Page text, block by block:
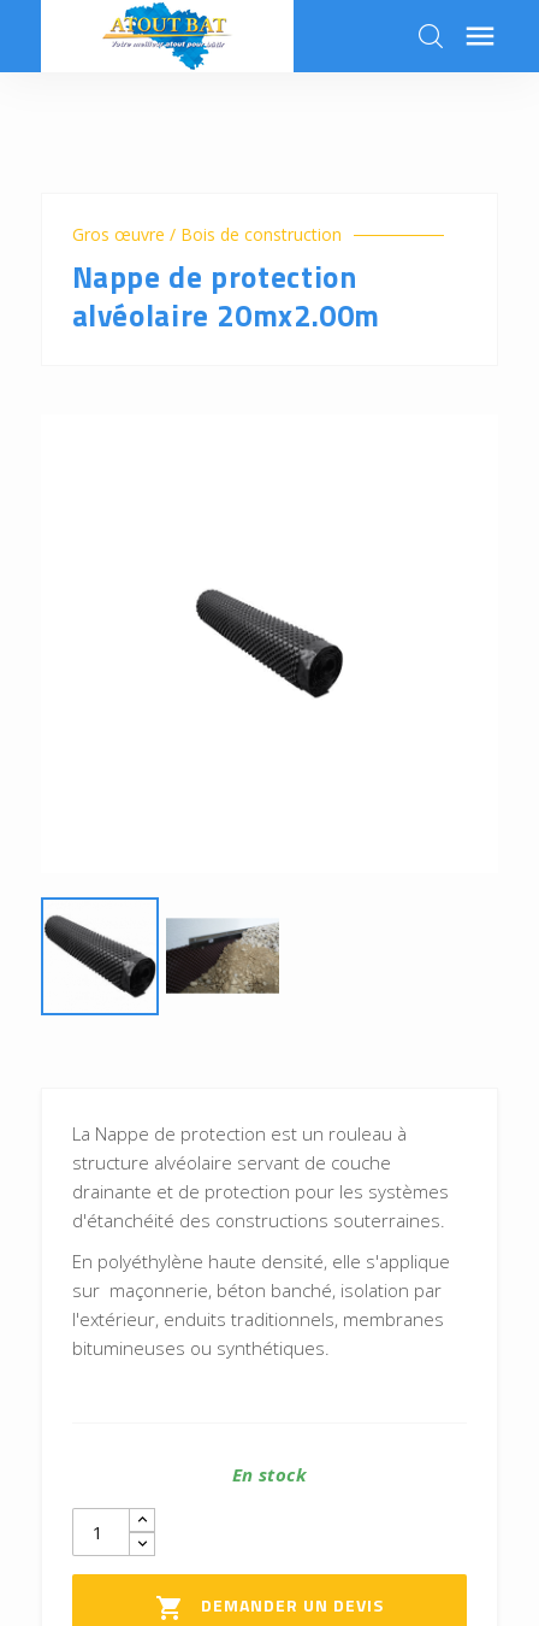
k 
Gros œuvre / Bois de construction
Nappe de protection
alvéolaire 20mx2.00m
La Nappe de protection est un rouleau à
structure alvéolaire servant de couche
drainante et de protection pour les systèmes
d'étanchéité des constructions souterraines.
En polyéthylène haute densité, elle s'applique
sur maçonnerie, béton banché, isolation par
l'extérieur, enduits traditionnels, membranes
bitumineuses ou synthétiques.
En stock
 DEMANDER UN DEVIS